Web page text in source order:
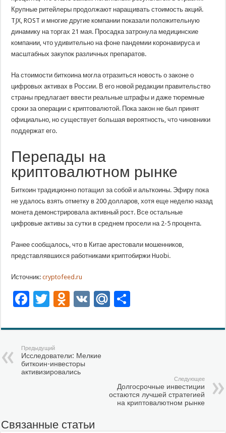
Крупные ритейлеры продолжают наращивать стоимость акций.
TJX, ROST и многие другие компании показали положительную
динамику на торгах 21 мая. Просадка затронула медицинские
компании, что удивительно на фоне пандемии коронавируса и
масштабных закупок различных препаратов.
На стоимости биткоина могла отразиться новость о законе о
цифровых активах в России. В его новой редакции правительство
страны предлагает ввести реальные штрафы и даже тюремные
сроки за операции с криптовалютой. Пока закон не был принят
официально, но существует большая вероятность, что чиновники
поддержат его.
Перепады на
криптовалютном рынке
Биткоин традиционно потащил за собой и альткоины. Эфиру пока
не удалось взять отметку в 200 долларов, хотя еще неделю назад
монета демонстрировала активный рост. Все остальные
цифровые активы за сутки в среднем просели на 2-5 процента.
Ранее сообщалось, что в Китае арестовали мошенников,
представлявшихся работниками криптобиржи Huobi.
Источник: cryptofeed.ru
Facebook
Twitter
Odnoklassniki
VK Mail.Ru
Предыдущий
Исследователи: Мелкие
биткоин-инвесторы
активизировались
Следующее
Долгосрочные инвестиции
остаются лучшей стратегией
на криптовалютном рынке
Связанные статьи